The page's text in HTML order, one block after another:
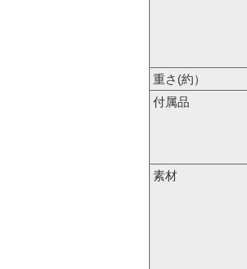
重さ(約）
付属品
素材